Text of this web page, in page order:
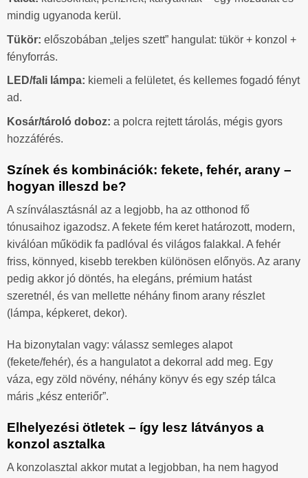
mindig ugyanoda kerül.
Tükör: előszobában „teljes szett” hangulat: tükör + konzol +
fényforrás.
LED/fali lámpa: kiemeli a felületet, és kellemes fogadó fényt
ad.
Kosár/tároló doboz: a polcra rejtett tárolás, mégis gyors
hozzáférés.
Színek és kombinációk: fekete, fehér, arany –
hogyan illeszd be?
A színválasztásnál az a legjobb, ha az otthonod fő
tónusaihoz igazodsz. A fekete fém keret határozott, modern,
kiválóan működik fa padlóval és világos falakkal. A fehér
friss, könnyed, kisebb terekben különösen előnyös. Az arany
pedig akkor jó döntés, ha elegáns, prémium hatást
szeretnél, és van mellette néhány finom arany részlet
(lámpa, képkeret, dekor).
Ha bizonytalan vagy: válassz semleges alapot
(fekete/fehér), és a hangulatot a dekorral add meg. Egy
váza, egy zöld növény, néhány könyv és egy szép tálca
máris „kész enteriőr”.
Elhelyezési ötletek – így lesz látványos a
konzol asztalka
A konzolasztal akkor mutat a legjobban, ha nem hagyod